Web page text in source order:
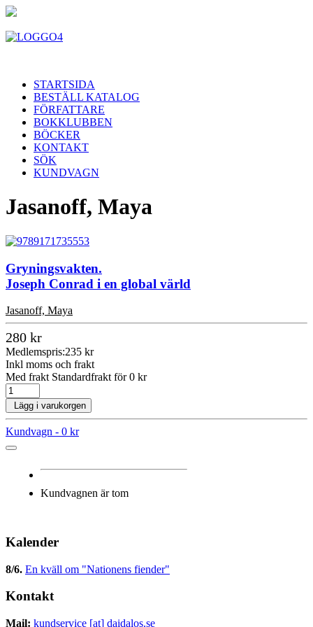
STARTSIDA
BESTÄLL KATALOG
FÖRFATTARE
BOKKLUBBEN
BÖCKER
KONTAKT
SÖK
KUNDVAGN
Jasanoff, Maya
Gryningsvakten.
Joseph Conrad i en global värld
Jasanoff, Maya
280 kr
Medlemspris:235 kr
Inkl moms och frakt
Med frakt Standardfrakt för 0 kr
Lägg i varukorgen
Kundvagn - 0 kr
Kundvagnen är tom
Kalender
8/6. En kväll om "Nationens fiender"
Kontakt
Mail: kundservice [at] daidalos.se